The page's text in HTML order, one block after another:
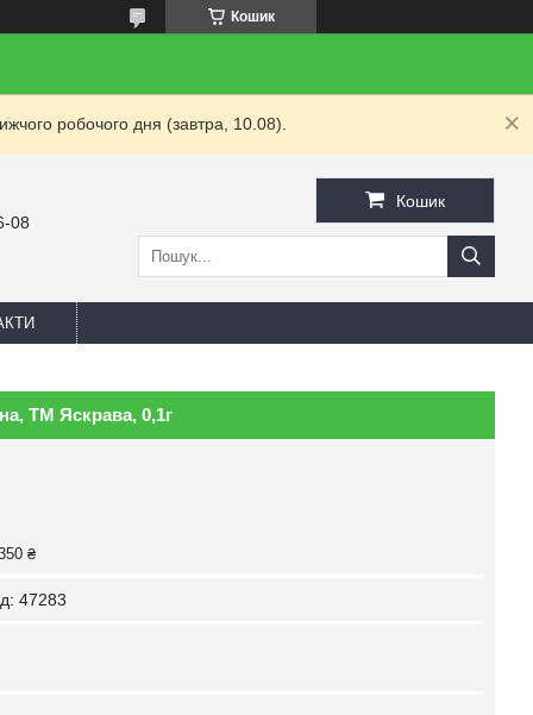
Кошик
робочого дня (завтра, 10.08).
08
Кошик
ТМ Яскрава, 0,1г
₴
47283